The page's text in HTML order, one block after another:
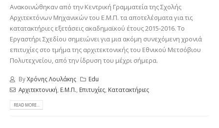
Ανακοινώθηκαν από την Κεντρική Γραμματεία της Σχολής
Αρχιτεκτόνων Μηχανικών του Ε.Μ.Π. τα αποτελέσματα για τις
κατατακτήριες εξετάσεις ακαδημαϊκού έτους 2015-2016. Το
Εργαστήρι Σχεδίου σημειώνει για μια ακόμη συνεχόμενη χρονιά
επιτυχίες στο τμήμα της αρχιτεκτονικής του Εθνικού Μετσόβιου
Πολυτεχνείου, από την ίδρυση του μέχρι σήμερα.
ByΧρόνης Λουλάκης
Edu
Αρχιτεκτονική, Ε.Μ.Π., Επιτυχίες, Κατατακτήριες
READ MORE...